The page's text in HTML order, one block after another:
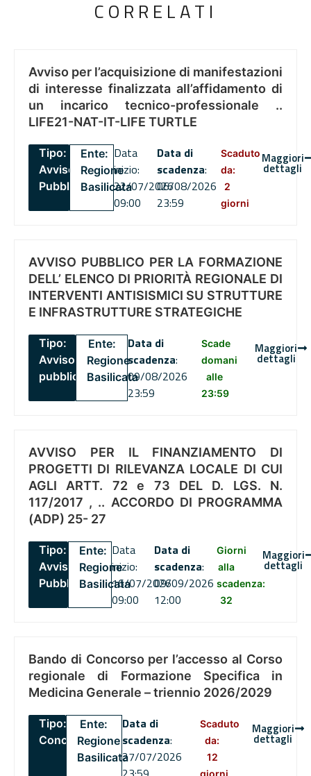
CORRELATI
Avviso per l’acquisizione di manifestazioni
di interesse finalizzata all’affidamento di
un incarico tecnico-professionale ..
LIFE21-NAT-IT-LIFE TURTLE
Tipo:
Avviso
Pubblico
Ente:
Regione
Basilicata
Data
inizio:
22/07/2026
09:00
Data di
scadenza:
06/08/2026
23:59
Scaduto
da:
2
giorni
Maggiori
dettagli
AVVISO PUBBLICO PER LA FORMAZIONE
DELL’ ELENCO DI PRIORITÀ REGIONALE DI
INTERVENTI ANTISISMICI SU STRUTTURE
E INFRASTRUTTURE STRATEGICHE
Tipo:
Avviso
pubblico
Ente:
Regione
Basilicata
Data di
scadenza:
09/08/2026
23:59
Scade
domani
alle
23:59
Maggiori
dettagli
AVVISO PER IL FINANZIAMENTO DI
PROGETTI DI RILEVANZA LOCALE DI CUI
AGLI ARTT. 72 e 73 DEL D. LGS. N.
117/2017 , .. ACCORDO DI PROGRAMMA
(ADP) 25- 27
Tipo:
Avviso
Pubblico
Ente:
Regione
Basilicata
Data
inizio:
16/07/2026
09:00
Data di
scadenza:
09/09/2026
12:00
Giorni
alla
scadenza:
32
Maggiori
dettagli
Bando di Concorso per l’accesso al Corso
regionale di Formazione Specifica in
Medicina Generale – triennio 2026/2029
Tipo:
Concorsi
Ente:
Regione
Basilicata
Data di
scadenza:
27/07/2026
Scaduto
da:
12
Maggiori
dettagli